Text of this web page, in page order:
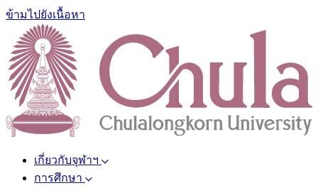
ข้ามไปยังเนื้อหา
เกี่ยวกับจุฬาฯ
การศึกษา